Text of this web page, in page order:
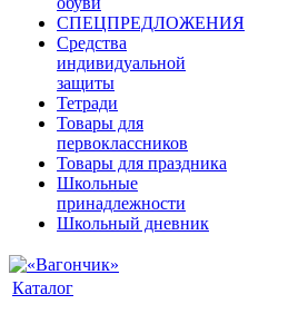
СПЕЦПРЕДЛОЖЕНИЯ
Средства
индивидуальной
защиты
Тетради
Товары для
первоклассников
Товары для праздника
Школьные
принадлежности
Школьный дневник
Каталог